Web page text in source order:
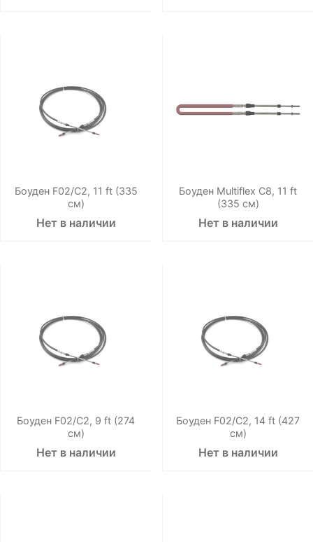
Боуден F02/C2, 11 ft (335
см)
Нет в наличии
Боуден Multiflex C8, 11 ft
(335 см)
Нет в наличии
Боуден F02/C2, 9 ft (274
см)
Нет в наличии
Боуден F02/C2, 14 ft (427
см)
Нет в наличии